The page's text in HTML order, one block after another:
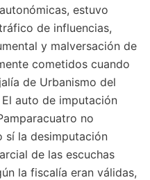
estuvo
de influencias,
y malversación de
cometidos cuando
de Urbanismo del
auto de imputación
no
sí la desimputación
de las escuchas
la fiscalía eran válidas,